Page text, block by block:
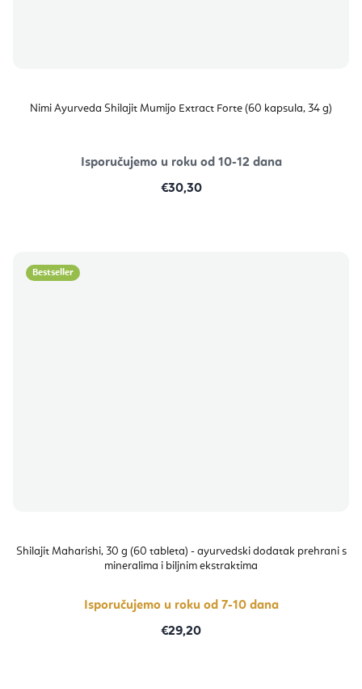
Nimi Ayurveda Shilajit Mumijo Extract Forte (60 kapsula, 34 g)
Isporučujemo u roku od 10-12 dana
€30,30
Bestseller
Shilajit Maharishi, 30 g (60 tableta) - ayurvedski dodatak prehrani s
mineralima i biljnim ekstraktima
Isporučujemo u roku od 7-10 dana
€29,20